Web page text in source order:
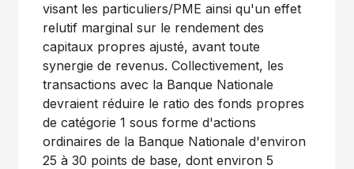
visant les particuliers/PME ainsi qu'un effet
relutif marginal sur le rendement des
capitaux propres ajusté, avant toute
synergie de revenus. Collectivement, les
transactions avec la Banque Nationale
devraient réduire le ratio des fonds propres
de catégorie 1 sous forme d'actions
ordinaires de la Banque Nationale d'environ
25 à 30 points de base, dont environ 5